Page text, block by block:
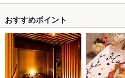
おすすめポイント